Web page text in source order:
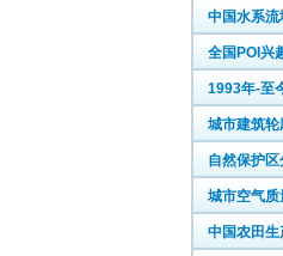
中国水系
全国POI兴
1993年-至
城市建筑
自然保护
城市空气
中国农田